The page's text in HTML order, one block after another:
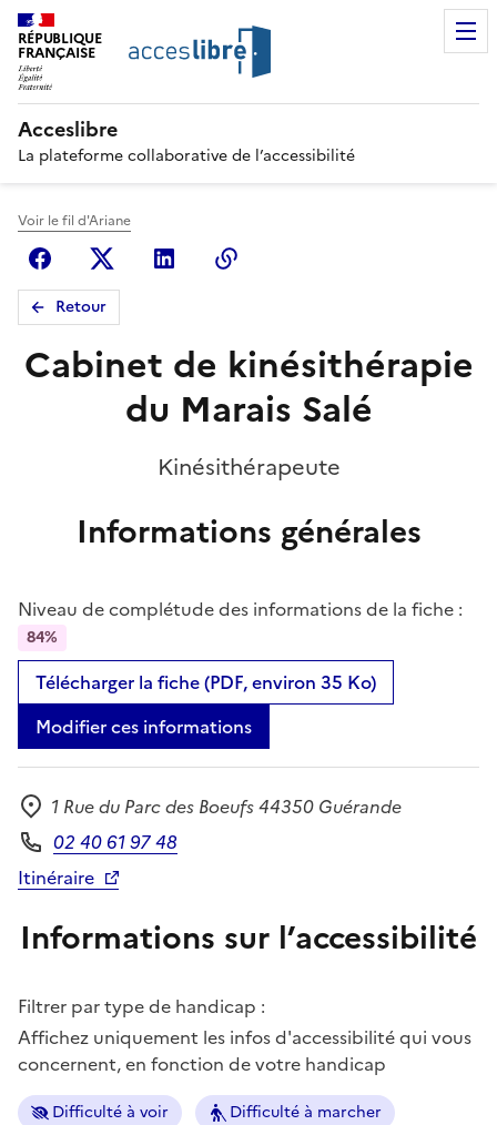
RÉPUBLIQUE
FRANÇAISE
Acceslibre
La plateforme collaborative de l’accessibilité
Voir le fil d'Ariane
FacebookX (anciennement Twitter)
Linkedin
Retour
Cabinet de kinésithérapie
du Marais Salé
Kinésithérapeute
Informations générales
Niveau de complétude des informations de la fiche :
84%
Télécharger la fiche (PDF, environ 35 Ko)
Modifier ces informations
Adresse
1 Rue du Parc des Boeufs 44350 Guérande
Téléphone
02 40 61 97 48
Itinéraire
Informations sur l’accessibilité
Filtrer par type de handicap :
Affichez uniquement les infos d'accessibilité qui vous
concernent, en fonction de votre handicap
Difficulté à voir Difficulté à marcher